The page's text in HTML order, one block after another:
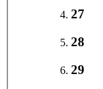
27
28
29